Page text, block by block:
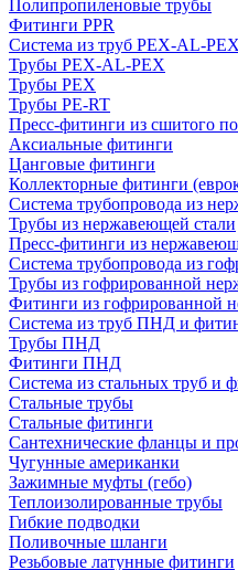
Полипропиленовые трубы
Фитинги PPR
Система из труб PEX-AL-
Трубы PEX-AL-PEX
Трубы PEX
Трубы PE-RT
Пресс-фитинги из сшитого
Аксиальные фитинги
Цанговые фитинги
Коллекторные фитинги
Система трубопровода из
Трубы из нержавеющей стали
Пресс-фитинги из
Система трубопровода из
Трубы из гофрированной
Фитинги из гофрированной
Система из труб ПНД и
Трубы ПНД
Фитинги ПНД
Система из стальных труб и
Стальные трубы
Стальные фитинги
Сантехнические фланцы и
Чугунные американки
Зажимные муфты (гебо)
Теплоизолированные трубы
Гибкие подводки
Поливочные шланги
Резьбовые латунные фитинги